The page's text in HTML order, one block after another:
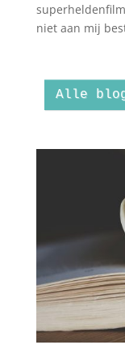
niet aan mij
Alle